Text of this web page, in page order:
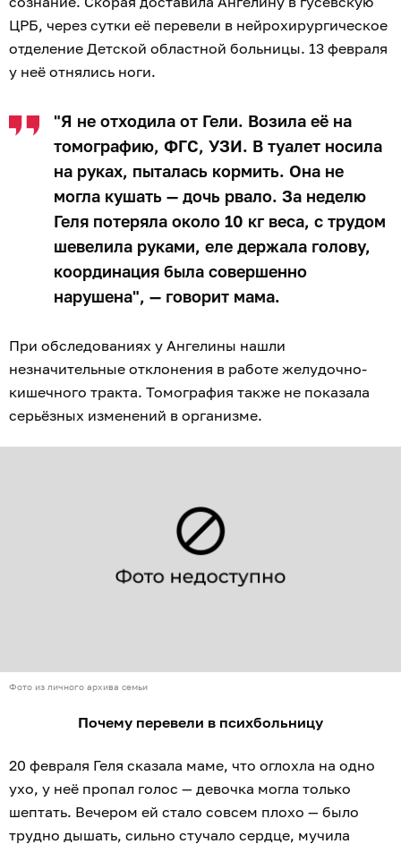
ЦРБ, через сутки её перевели в нейрохирургическое
отделение Детской областной больницы. 13 февраля
у неё отнялись ноги.
"Я не отходила от Гели. Возила её на
томографию, ФГС, УЗИ. В туалет носила
на руках, пыталась кормить. Она не
могла кушать — дочь рвало. За неделю
Геля потеряла около 10 кг веса, с трудом
шевелила руками, еле держала голову,
координация была совершенно
нарушена", — говорит мама.
При обследованиях у Ангелины нашли
незначительные отклонения в работе желудочно-
кишечного тракта. Томография также не показала
серьёзных изменений в организме.
Фото из личного архива семьи
Почему перевели в психбольницу
20 февраля Геля сказала маме, что оглохла на одно
ухо, у неё пропал голос — девочка могла только
шептать. Вечером ей стало совсем плохо — было
трудно дышать, сильно стучало сердце, мучила